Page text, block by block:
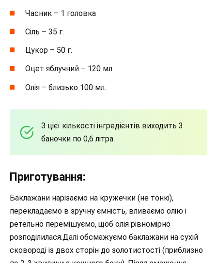
Часник – 1 головка
Сіль – 35 г.
Цукор – 50 г.
Оцет яблучний – 120 мл.
Олія – близько 100 мл.
З цієї кількості інгредієнтів виходить 3
баночки по 0,6 літра.
Приготування:
Баклажани нарізаємо на кружечки (не тонкі),
перекладаємо в зручну ємність, вливаємо олію і
ретельно перемішуємо, щоб олія рівномірно
розподілилася.Далі обсмажуємо баклажани на сухій
сковороді із двох сторін до золотистості (приблизно